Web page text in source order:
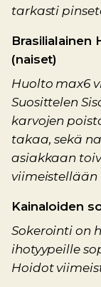
tarkasti
Brasilialainen
(naiset)
Huolto max6
Suosittelen
karvojen
takaa, sekä
asiakkaan
viimeistellään
Kainaloiden
Sokerointi on
ihotyypeille
Hoidot